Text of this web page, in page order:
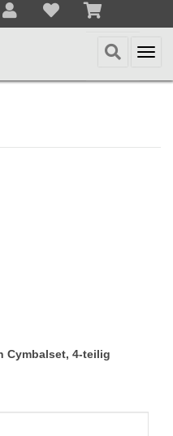
Cymbalset, 4-teilig